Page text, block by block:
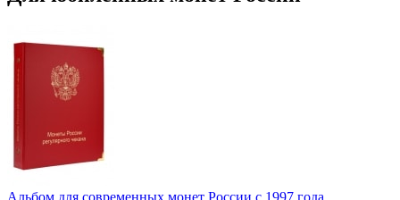
Альбом для современных монет России с 1997 года